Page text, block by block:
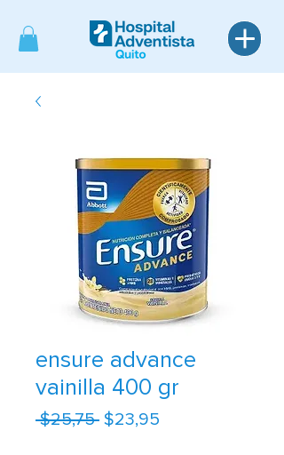
ensure advance
vainilla 400 gr
$25,75 Regular
$23,95